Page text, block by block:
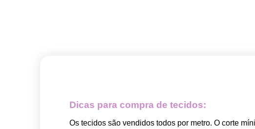
Dicas para compra de tecidos:
Os tecidos são vendidos todos por metro. O corte